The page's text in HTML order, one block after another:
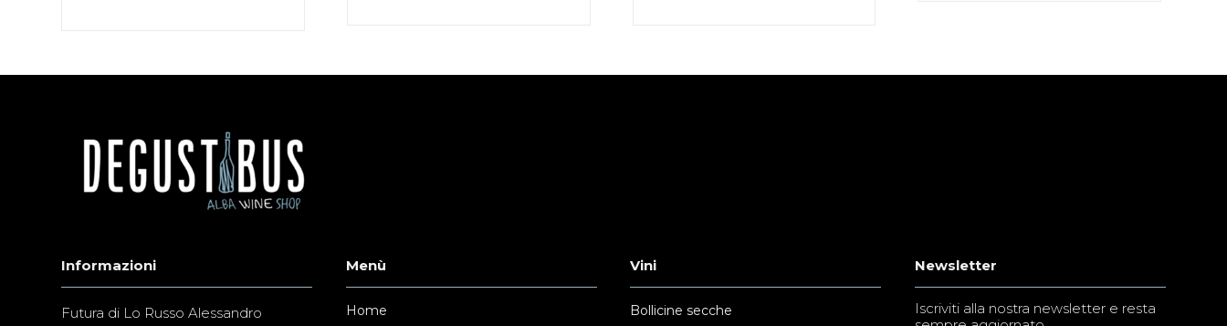
Informazioni
Futura di Lo Russo Alessandro
Menù
Home
Vini
Bollicine secche
Newsletter
Iscriviti alla nostra newsletter e resta